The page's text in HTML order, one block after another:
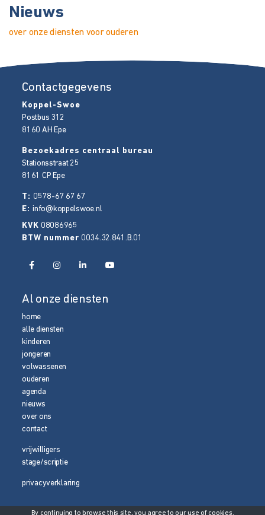
Nieuws
over onze diensten voor ouderen
Contactgegevens
Koppel-Swoe
Postbus 312
8160 AH Epe
Bezoekadres centraal bureau
Stationsstraat 25
8161 CP Epe
T: 0578-67 67 67
E:info@koppelswoe.nl
KVK 08086965
BTW nummer 0034.32.841.B.01
Al onze diensten
home
alle diensten
kinderen
jongeren
volwassenen
ouderen
agenda
nieuws
over ons
contact
vrijwilligers
stage/scriptie
privacyverklaring
By continuing to browse this site, you agree to our use of cookies.